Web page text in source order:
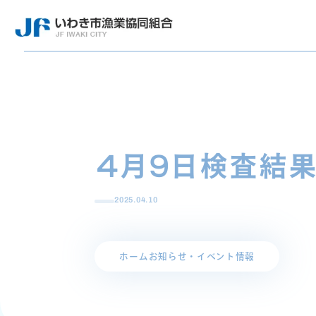
4月9日検査結果
2025.04.10
ホーム お知らせ・イベント情報